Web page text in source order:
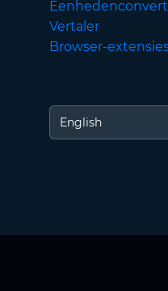
Vertaler
Browser-
English